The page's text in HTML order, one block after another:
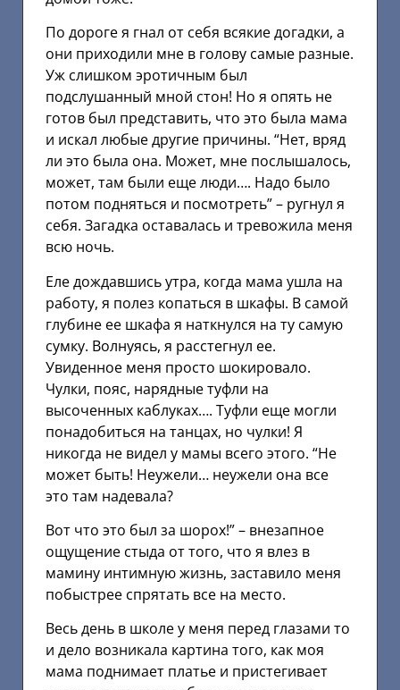
По дороге я гнал от себя всякие догадки, а
они приходили мне в голову самые разные.
Уж слишком эротичным был
подслушанный мной стон! Но я опять не
готов был представить, что это была мама
и искал любые другие причины. “Нет, вряд
ли это была она. Может, мне послышалось,
может, там были еще люди…. Надо было
потом подняться и посмотреть” – ругнул я
себя. Загадка оставалась и тревожила меня
всю ночь.
Еле дождавшись утра, когда мама ушла на
работу, я полез копаться в шкафы. В самой
глубине ее шкафа я наткнулся на ту самую
сумку. Волнуясь, я расстегнул ее.
Увиденное меня просто шокировало.
Чулки, пояс, нарядные туфли на
высоченных каблуках…. Туфли еще могли
понадобиться на танцах, но чулки! Я
никогда не видел у мамы всего этого. “Не
может быть! Неужели… неужели она все
это там надевала?
Вот что это был за шорох!” – внезапное
ощущение стыда от того, что я влез в
мамину интимную жизнь, заставило меня
побыстрее спрятать все на место.
Весь день в школе у меня перед глазами то
и дело возникала картина того, как моя
мама поднимает платье и пристегивает